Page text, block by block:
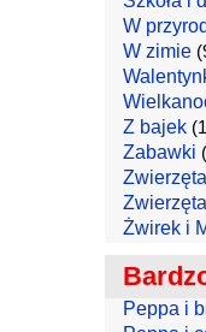
W
W zimie
Z bajek
Zabawki
Zwierzęta
Żwirek i
Peppa i